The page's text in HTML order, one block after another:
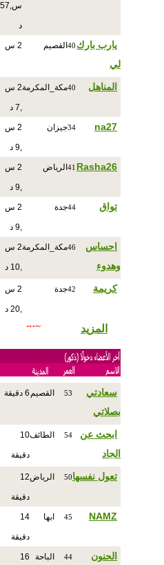
س,57
د
يارب بارك
لي
40 القصيم 2 س
المناهل 40مكة_المكرمة 2 س
,7 د
na27
34جيزان 2 س
,9 د
Rasha26
41 الرياض 2 س
,9 د
تواق 44جدة 2 س
,9 د
احساس
وهدوء
46مكة_المكرمة 2 س
,10 د
كريمة 42جدة 2 س
,20 د
المزيد
سعادتي
بصلاتي
53 القصيم 6 دقيقة
ابحث عن
الجاد
54 الطائف10
دقيقة
تعول نفسها50 الرياض12
دقيقة
NAMZ
45 ابها 14
دقيقة
الحنون
44 الباحة 16